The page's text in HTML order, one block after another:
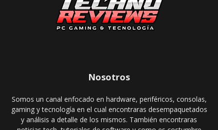
Nosotros
Somos un canal enfocado en hardware, periféricos, consolas,
gaming y tecnología en el cual encontraras desempaquetados
y análisis a detalle de los mismos. También encontraras